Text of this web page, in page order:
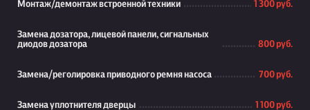
Монтаж/демонтаж встроенной техники 1 300 руб.
Замена дозатора, лицевой панели, сигнальных
диодов дозатора
800 руб.
Замена/реголировка приводного ремня насоса 700 руб.
Замена уплотнителя дверцы 1 100 руб.